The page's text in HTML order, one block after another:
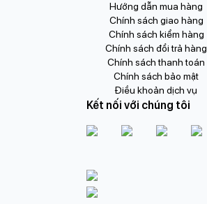
Hướng dẫn mua hàng
Chính sách giao hàng
Chính sách kiểm hàng
Chính sách đổi trả hàng
Chính sách thanh toán
Chính sách bảo mật
Điều khoản dịch vụ
Kết nối với chúng tôi